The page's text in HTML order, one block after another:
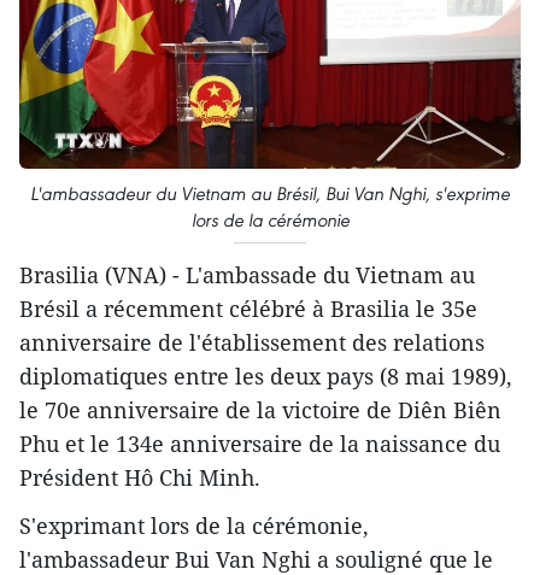
L'ambassadeur du Vietnam au Brésil, Bui Van Nghi, s'exprime
lors de la cérémonie
Brasilia (VNA) - L'ambassade du Vietnam au
Brésil a récemment célébré à Brasilia le 35e
anniversaire de l'établissement des relations
diplomatiques entre les deux pays (8 mai 1989),
le 70e anniversaire de la victoire de Diên Biên
Phu et le 134e anniversaire de la naissance du
Président Hô Chi Minh.
S'exprimant lors de la cérémonie,
l'ambassadeur Bui Van Nghi a souligné que le